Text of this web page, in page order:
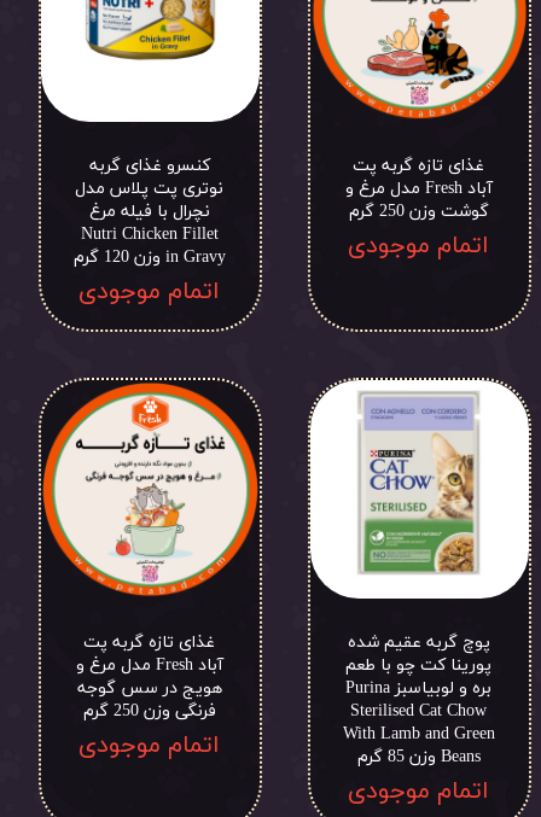
غذای تازه گربه پت
آباد Fresh مدل مرغ و
گوشت وزن 250 گرم
اتمام موجودی
کنسرو غذای گربه
نوتری پت پلاس مدل
نچرال با فیله مرغ
Nutri Chicken Fillet
in Gravy وزن 120 گرم
اتمام موجودی
پوچ گربه عقیم شده
پورینا کت چو با طعم
بره و لوبیاسبز Purina
Sterilised Cat Chow
With Lamb and Green
Beans وزن 85 گرم
اتمام موجودی
غذای تازه گربه پت
آباد Fresh مدل مرغ و
هویج در سس گوجه
فرنگی وزن 250 گرم
اتمام موجودی